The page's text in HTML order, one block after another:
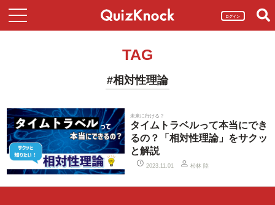
ログイン
TAG
#相対性理論
未来に行ける？
タイムトラベルって本当にでき
るの？「相対性理論」をサクッ
と解説
2023.11.01 松林 陸